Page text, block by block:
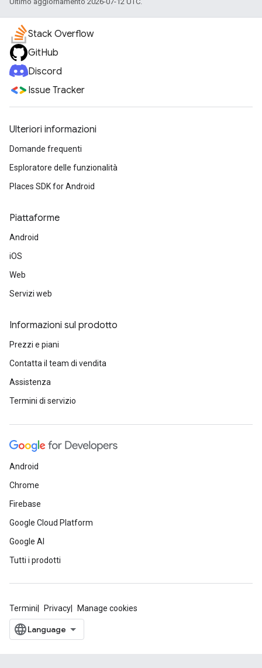
Stack Overflow
GitHub
Discord
Issue Tracker
Ulteriori informazioni
Domande frequenti
Esploratore delle funzionalità
Places SDK for Android
Piattaforme
Android
iOS
Web
Servizi web
Informazioni sul prodotto
Prezzi e piani
Contatta il team di vendita
Assistenza
Termini di servizio
Android
Chrome
Firebase
Google Cloud Platform
Google AI
Tutti i prodotti
Termini Privacy Manage cookies